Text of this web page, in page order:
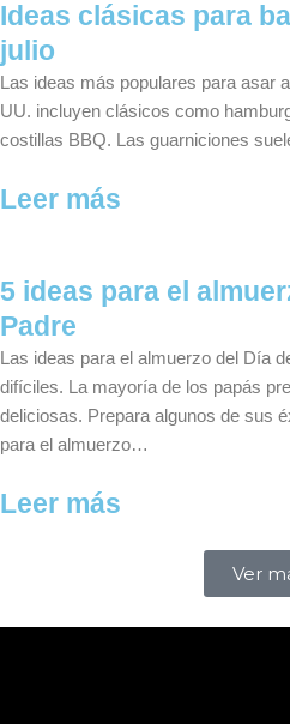
Ideas clásicas para
julio
Las ideas más populares para asar
UU. incluyen clásicos como
costillas BBQ. Las guarniciones
Leer más
5 ideas para el
Padre
Las ideas para el almuerzo del Día
difíciles. La mayoría de los papás
deliciosas. Prepara algunos de sus
para el almuerzo…
Leer más
Ver